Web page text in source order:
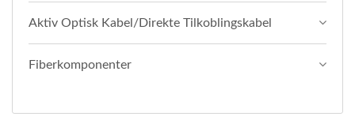
Aktiv Optisk Kabel/direkte Tilkoblingskabel
Fiberkomponenter